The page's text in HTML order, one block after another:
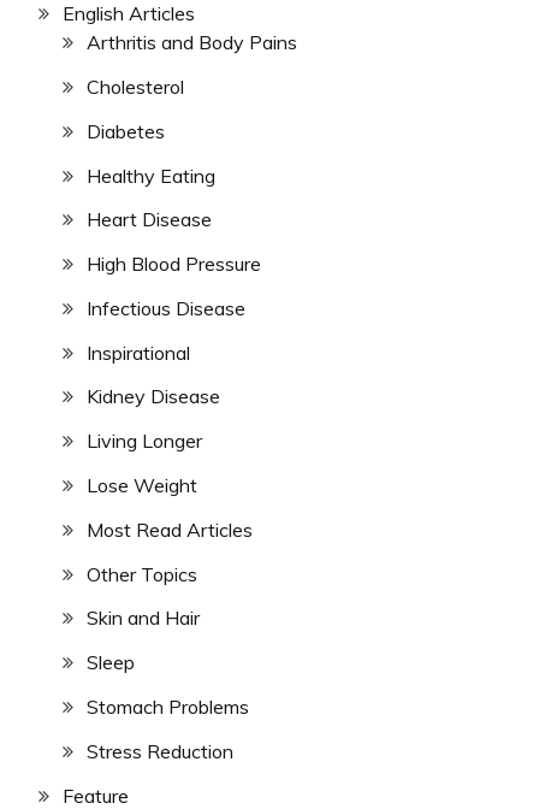
English Articles
Arthritis and Body Pains
Cholesterol
Diabetes
Healthy Eating
Heart Disease
High Blood Pressure
Infectious Disease
Inspirational
Kidney Disease
Living Longer
Lose Weight
Most Read Articles
Other Topics
Skin and Hair
Sleep
Stomach Problems
Stress Reduction
Feature